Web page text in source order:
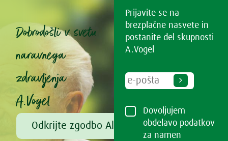
Dobrodošli v svetu
naravnega
zdravljenja
A.Vogel
Odkrijte zgodbo Alfreda Vogla
Prijavite se na
brezplačne nasvete in
postanite del skupnosti
A.Vogel
Dovoljujem
obdelavo podatkov
za namen